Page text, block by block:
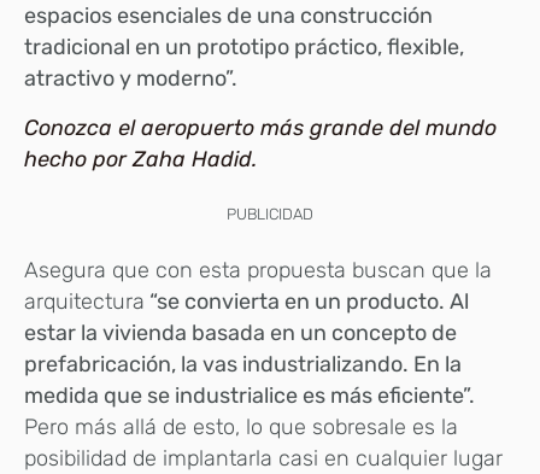
espacios esenciales de una construcción
tradicional en un prototipo práctico, flexible,
atractivo y moderno”.
Conozca el aeropuerto más grande del mundo
hecho por Zaha Hadid.
PUBLICIDAD
Asegura que con esta propuesta buscan que la
arquitectura “se convierta en un producto. Al
estar la vivienda basada en un concepto de
prefabricación, la vas industrializando. En la
medida que se industrialice es más eficiente”.
Pero más allá de esto, lo que sobresale es la
posibilidad de implantarla casi en cualquier lugar